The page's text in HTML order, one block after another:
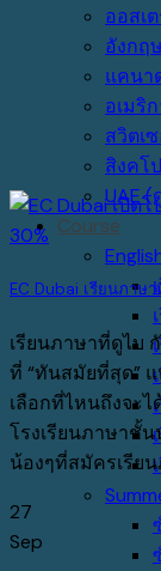
ออสเ
อังกฤษ
แคนา
อเมริ
สวิตเ
สิงคโ
UAE (
Course
EC Dubai เรียนภาษ
เรียนภาษาที่ดูไบ
ที่ “ทันสมัยที่สุด”
เลือกที่ไหนถึงจะ
โรงเรียนภาษาชั้
น้องๆที่สมัครเรียน
27
Sep